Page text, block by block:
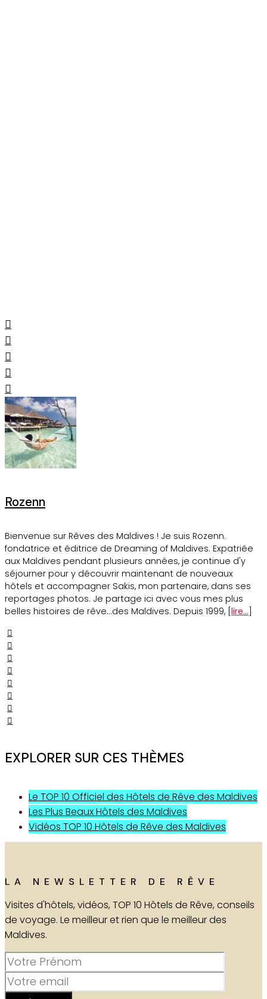
Rozenn
Bienvenue sur Rêves des Maldives ! Je suis Rozenn.
fondatrice et éditrice de Dreaming of Maldives. Expatriée
aux Maldives pendant plusieurs années, je continue d'y
séjourner pour y découvrir maintenant de nouveaux
hôtels et accompagner Sakis, mon partenaire, dans ses
reportages photos. Je partage ici avec vous mes plus
belles histoires de rêve...des Maldives. Depuis 1999, [ lire...
EXPLORER SUR CES THÈMES
Le TOP 10 Officiel des Hôtels de Rêve des Maldives
Les Plus Beaux Hôtels des Maldives
Vidéos TOP 10 Hôtels de Rêve des Maldives
LA NEWSLETTER DE RÊVE
Visites d'hôtels, vidéos, TOP 10 Hôtels de Rêve, conseils
de voyage. Le meilleur et rien que le meilleur des
Maldives.